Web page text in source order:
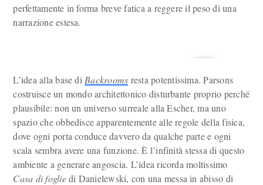
perfettamente in forma breve fatica a reggere il peso di una
narrazione estesa.
L’idea alla base di Backrooms resta potentissima. Parsons
costruisce un mondo architettonico disturbante proprio perché
plausibile: non un universo surreale alla Escher, ma uno
spazio che obbedisce apparentemente alle regole della fisica,
dove ogni porta conduce davvero da qualche parte e ogni
scala sembra avere una funzione. È l’infinità stessa di questo
ambiente a generare angoscia. L’idea ricorda moltissimo
Casa di fogliedi Danielewski, con una messa in abisso di